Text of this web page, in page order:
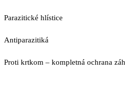
Parazitické hlístice
Antiparazitiká
Proti krtkom – kompletná ochrana